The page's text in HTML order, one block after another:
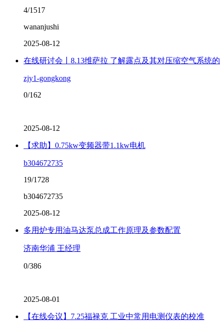
4/1517
wananjushi
2025-08-12
在线研讨会丨8.13维萨拉 了解露点及其对压缩空气系统
zjy1-gongkong
0/162
2025-08-12
【求助】0.75kw变频器带1.1kw电机
b304672735
19/1728
b304672735
2025-08-12
多用炉专用油马达泵总成工作原理及参数配置
济南华浦 王经理
0/386
2025-08-01
【在线会议】7.25福禄克 工业中常用电测仪表的校准